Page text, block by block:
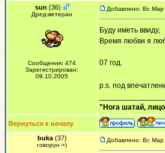
sun (36)
Дред-ветеран
Сообщения: 474
Зарегистрирован:
09.10.2005
Добавлено: Вс
Буду иметь ввиду,
Время любви я
07 год.
p.s. под
"Нога шатай,
Вернуться к началу
buka(37)
говорун =)
Добавлено: Вс